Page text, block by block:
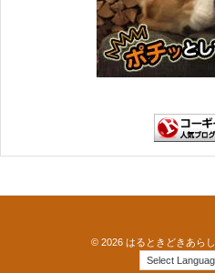
© 2026 はるときどきあらし